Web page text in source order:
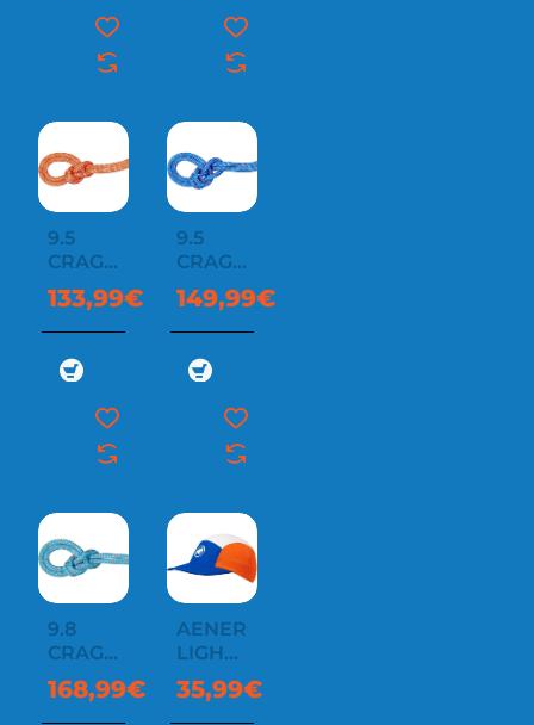
9.5
CRAG
CLASSIC
60M
133,99€
9.5
CRAG
CLASSIC
70M
149,99€
9.8
CRAG
CLASSIC
80M
168,99€
AENERGY
LIGHT
CAP
35,99€